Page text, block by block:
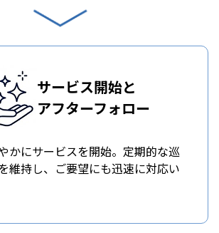
サービス開始と
アフターフォロー
かにサービスを開始。定期的な巡
維持し、ご要望にも迅速に対応い